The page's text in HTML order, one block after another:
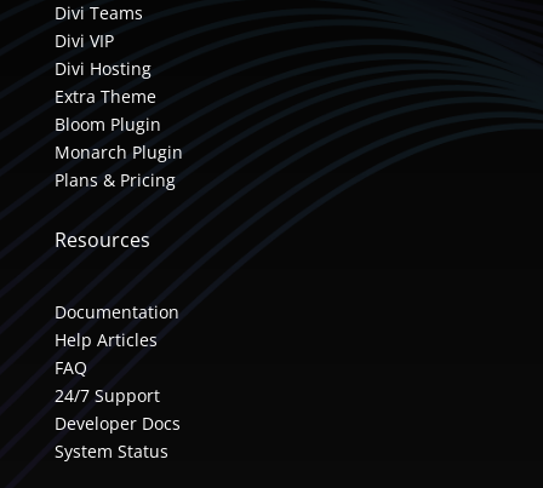
Divi Teams
Divi VIP
Divi Hosting
Extra Theme
Bloom Plugin
Monarch Plugin
Plans & Pricing
Resources
Documentation
Help Articles
FAQ
24/7 Support
Developer Docs
System Status